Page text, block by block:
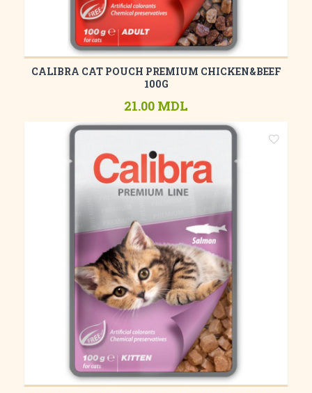
CALIBRA CAT POUCH PREMIUM CHICKEN&BEEF
100G
21.00 MDL